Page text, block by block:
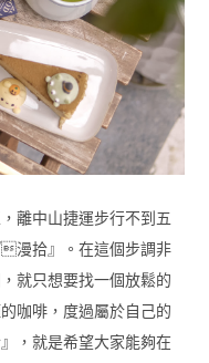
離中山捷運步行不到五
漫拾』。在這個步調非
就只想要找一個放鬆的
咖啡，度過屬於自己的
，就是希望大家能夠在